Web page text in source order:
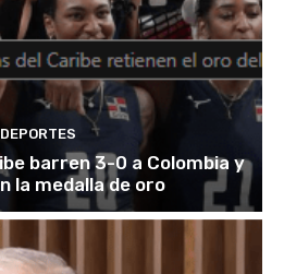
DEPORTES
barren 3-0 a Colombia y
la medalla de oro